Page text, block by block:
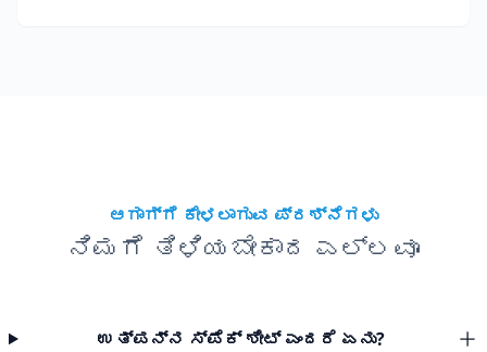
ಆಗಾಗ್ಗೆ ಕೇಳಲಾಗುವ ಪ್ರಶ್ನೆಗಳು
ನಿಮಗೆ ತಿಳಿಯಬೇಕಾದ ಎಲ್ಲವೂ
ಉತ್ಪನ್ನ ಸ್ಪೆಕ್ ಶೀಟ್ ಎಂದರೆ ಏನು?